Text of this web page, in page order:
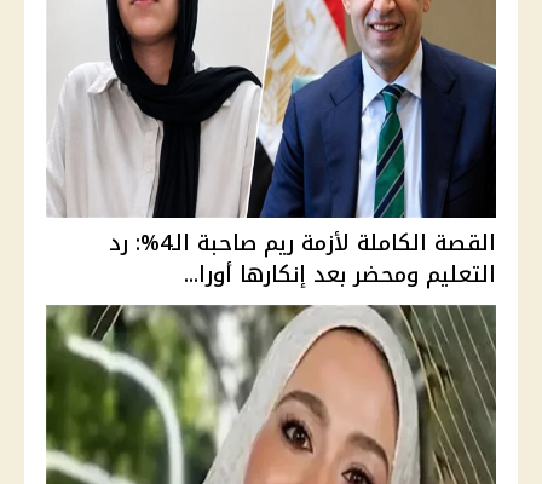
القصة الكاملة لأزمة ريم صاحبة الـ4%: رد
التعليم ومحضر بعد إنكارها أورا...